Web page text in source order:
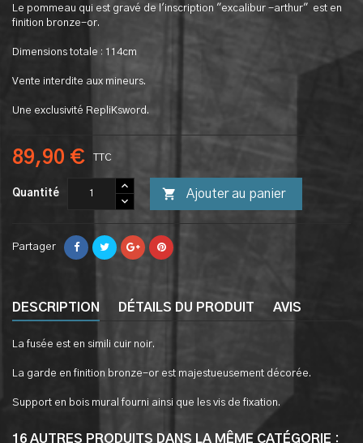
Le pommeau qui est gravé de l'inscription "excalibur -arthur" est en
finition bronze-or.
Dimensions totale : 114cm
Vente interdite aux mineurs.
Une exclusivité RepliKsword.
89,90 € TTC
Quantité  Ajouter au panier
Partager
DESCRIPTION DÉTAILS DU PRODUIT AVIS
La fusée est en simili cuir noir.
La garde en finition bronze-or est majestueusement décorée.
Support en bois mural fourni ainsi que les vis de fixation.
16 AUTRES PRODUITS DANS LA MÊME CATÉGORIE :